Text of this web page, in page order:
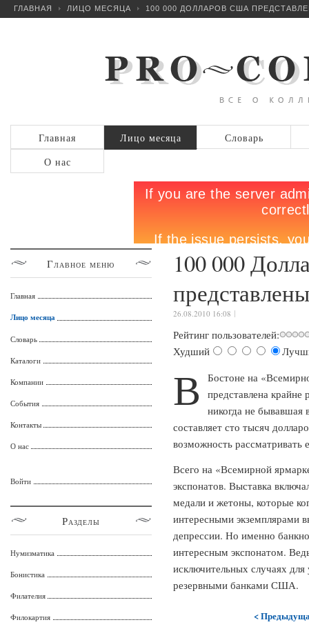
ГЛАВНАЯ ЛИЦО МЕСЯЦА 100 000 ДОЛЛАРОВ США
Главная Лицо месяца
Словарь
О нас
100 000
26.08.2010 16:08
Рейтинг пользователей:
Худший
В
Бостоне на
представлена
никогда не
составляет сто тысяч
возможность рассматривать
Всего на «Всемирной
экспонатов. Выставка
медали и жетоны, которые
интересными экземплярами
депрессии. Но именно
интересным экспонатом.
исключительных случаях
резервными банками США.
<
Главное меню
Главная
Лицо месяца
Словарь
Каталоги
Компании
События
Контакты
О нас
Войти
Разделы
Нумизматика
Бонистика
Филателия
Филокартия